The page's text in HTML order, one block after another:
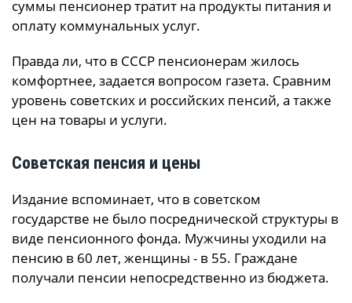
суммы пенсионер тратит на продукты питания и
оплату коммунальных услуг.
Правда ли, что в СССР пенсионерам жилось
комфортнее, задается вопросом газета. Сравним
уровень советских и российских пенсий, а также
цен на товары и услуги.
Советская пенсия и цены
Издание вспоминает, что в советском
государстве не было посреднической структуры в
виде пенсионного фонда. Мужчины уходили на
пенсию в 60 лет, женщины - в 55. Граждане
получали пенсии непосредственно из бюджета.